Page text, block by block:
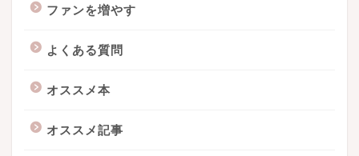
ファンを増やす
よくある質問
オススメ本
オススメ記事